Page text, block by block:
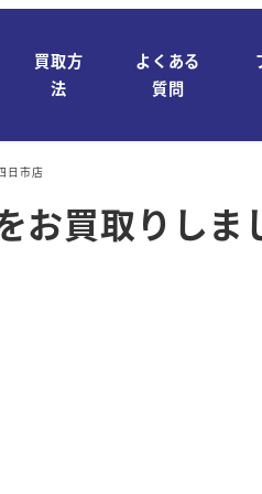
買取方
法
よくある
質問
日市店
お買取りし